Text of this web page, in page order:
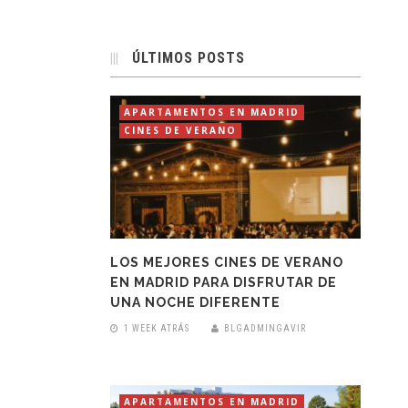
ÚLTIMOS POSTS
APARTAMENTOS EN MADRID
CINES DE VERANO
LOS MEJORES CINES DE VERANO
EN MADRID PARA DISFRUTAR DE
UNA NOCHE DIFERENTE
1 WEEK ATRÁS BLGADMINGAVIR
APARTAMENTOS EN MADRID